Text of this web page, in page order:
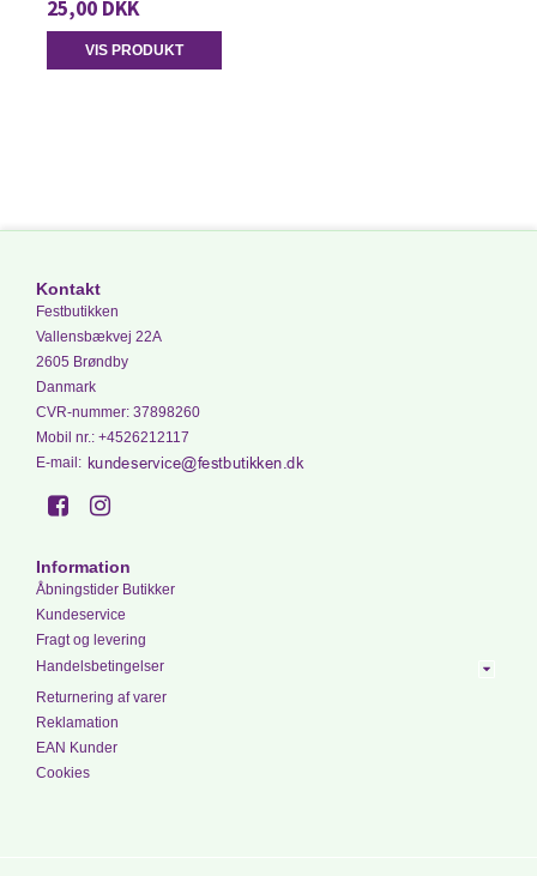
25,00 DKK
VIS PRODUKT
Kontakt
Festbutikken
Vallensbækvej 22A
2605 Brøndby
Danmark
CVR-nummer: 37898260
Mobil nr.: +4526212117
E-mail :
Information
Åbningstider Butikker
Kundeservice
Fragt og levering
Handelsbetingelser
Returnering af varer
Reklamation
EAN Kunder
Cookies